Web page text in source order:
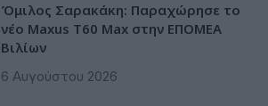
Όμιλος Σαρακάκη: Παραχώρησε το
νέο Maxus T60 Max στην ΕΠΟΜΕΑ
Βιλίων
6 Αυγούστου 2026